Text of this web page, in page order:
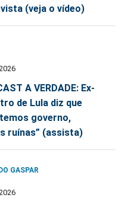
(veja o vídeo)
A VERDADE: Ex-
de Lula diz que
governo,
ruínas” (assista)
GASPAR